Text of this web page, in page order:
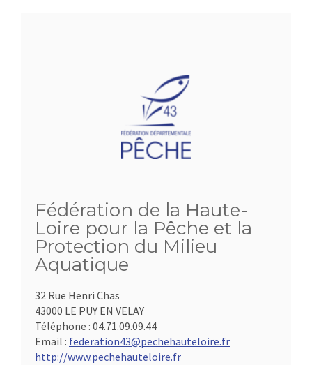
Fédération de la Haute-
Loire pour la Pêche et la
Protection du Milieu
Aquatique
32 Rue Henri Chas
43000 LE PUY EN VELAY
Téléphone : 04.71.09.09.44
Email : federation43@pechehauteloire.fr
http://www.pechehauteloire.fr